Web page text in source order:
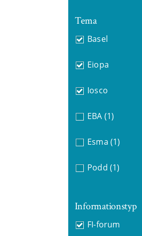
Tema
Basel
Eiopa
Iosco
EBA (1)
Esma (1)
Podd (1)
Informationstyp
FI-forum